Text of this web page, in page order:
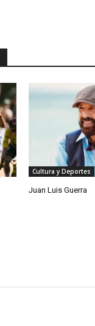
Cultura y Deportes
Juan Luis Guerra